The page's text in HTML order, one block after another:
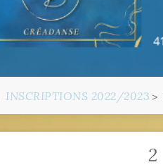
INSCRIPTIONS 2022/2023
2